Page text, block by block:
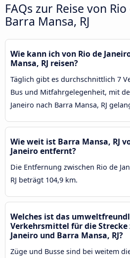
FAQs zur Reise von
Barra Mansa, RJ
Wie kann ich von Rio de
Mansa, RJ reisen?
Täglich gibt es durchschnittlich 7
Bus und Mitfahrgelegenheit, mit
Janeiro nach Barra Mansa, RJ
Wie weit ist Barra Mansa, RJ
Janeiro entfernt?
Die Entfernung zwischen Rio de
RJ beträgt 104,9 km.
Welches ist das
Verkehrsmittel für die Strecke
Janeiro und Barra Mansa, RJ?
Züge und Busse sind bei weitem